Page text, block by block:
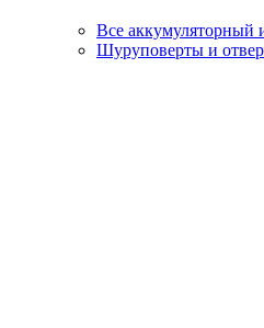
Все аккумуляторный
Шуруповерты и